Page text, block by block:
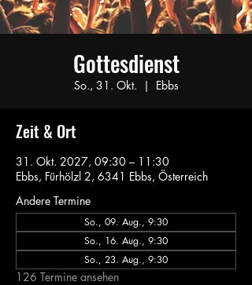
Gottesdienst
So., 31. Okt.
  |
Ebbs
Zeit & Ort
31. Okt. 2027, 09:30 – 11:30
Ebbs, Fürhölzl 2, 6341 Ebbs, Österreich
Andere Termine
So., 09. Aug., 9:30
So., 16. Aug., 9:30
So., 23. Aug., 9:30
126 Termine ansehen